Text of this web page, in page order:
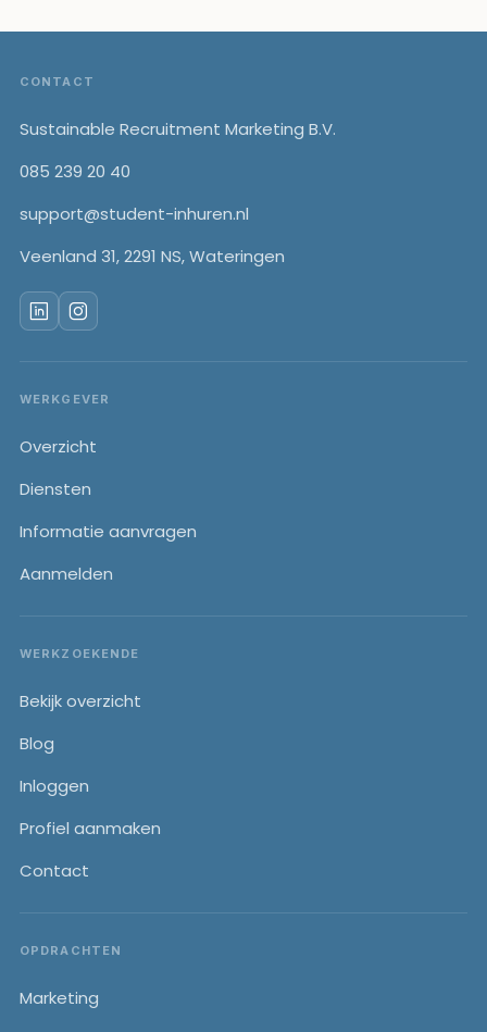
Footer
CONTACT
Sustainable Recruitment Marketing B.V.
085 239 20 40
support@student-inhuren.nl
Veenland 31, 2291 NS, Wateringen
WERKGEVER
Overzicht
Diensten
Informatie aanvragen
Aanmelden
WERKZOEKENDE
Bekijk overzicht
Blog
Inloggen
Profiel aanmaken
Contact
OPDRACHTEN
Marketing